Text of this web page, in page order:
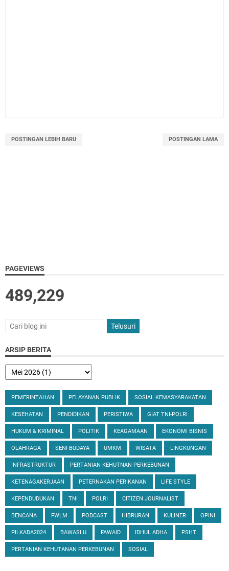
POSTINGAN LEBIH BARU POSTINGAN LAMA
PAGEVIEWS
489,229
ARSIP BERITA
PEMERINTAHAN PELAYANAN PUBLIK SOSIAL KEMASYARAKATAN
KESEHATAN PENDIDIKAN PERISTIWA GIAT TNI-POLRI
HUKUM & KRIMINAL POLITIK KEAGAMAAN EKONOMI BISNIS
OLAHRAGA SENI BUDAYA UMKM WISATA LINGKUNGAN
INFRASTRUKTUR PERTANIAN KEHUTNAN PERKEBUNAN
KETENAGAKERJAAN PETERNAKAN PERIKANAN LIFE STYLE
KEPENDUDUKAN TNI POLRI CITIZEN JOURNALIST
BENCANA FWLM PODCAST HIBRURAN KULINER OPINI
PILKADA2024 BAWASLU FAWAID IDHUL ADHA PSHT
PERTANIAN KEHUTANAN PERKEBUNAN SOSIAL